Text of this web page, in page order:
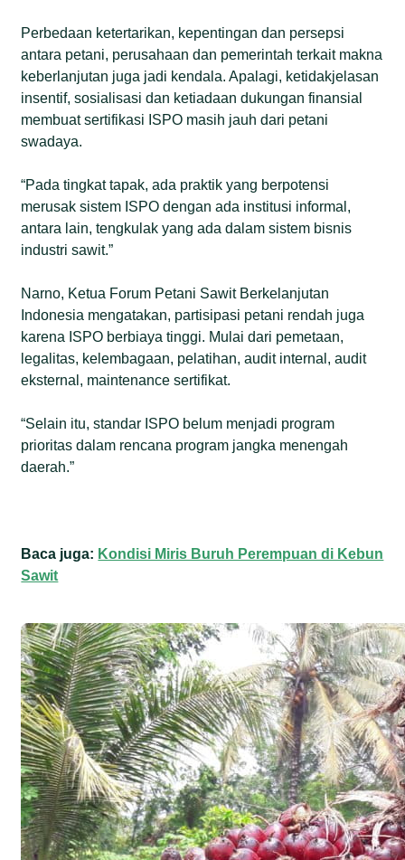
Perbedaan ketertarikan, kepentingan dan persepsi
antara petani, perusahaan dan pemerintah terkait makna
keberlanjutan juga jadi kendala. Apalagi, ketidakjelasan
insentif, sosialisasi dan ketiadaan dukungan finansial
membuat sertifikasi ISPO masih jauh dari petani
swadaya.
“Pada tingkat tapak, ada praktik yang berpotensi
merusak sistem ISPO dengan ada institusi informal,
antara lain, tengkulak yang ada dalam sistem bisnis
industri sawit.”
Narno, Ketua Forum Petani Sawit Berkelanjutan
Indonesia mengatakan, partisipasi petani rendah juga
karena ISPO berbiaya tinggi. Mulai dari pemetaan,
legalitas, kelembagaan, pelatihan, audit internal, audit
eksternal, maintenance sertifikat.
“Selain itu, standar ISPO belum menjadi program
prioritas dalam rencana program jangka menengah
daerah.”
Baca juga: Kondisi Miris Buruh Perempuan di Kebun
Sawit